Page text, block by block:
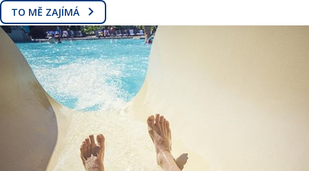
TO MĚ ZAJÍMÁ